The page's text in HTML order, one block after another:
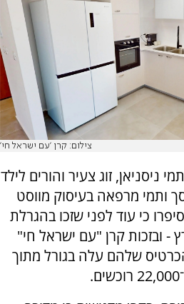
צילום: קרן 'עם ישראל חי'
ניסניאן, זוג צעיר והורים לילד
ותמי מרפאה בעיסוק מווסט
כי עוד לפני שזכו בהגרלת
- ובזכות קרן "עם ישראל חי"
שלהם עלה בגורל מתוך